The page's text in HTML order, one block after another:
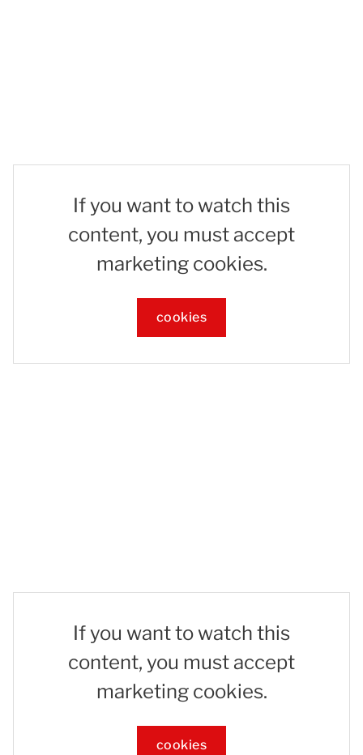
If you want to watch this
content, you must accept
marketing cookies.
cookies
If you want to watch this
content, you must accept
marketing cookies.
cookies